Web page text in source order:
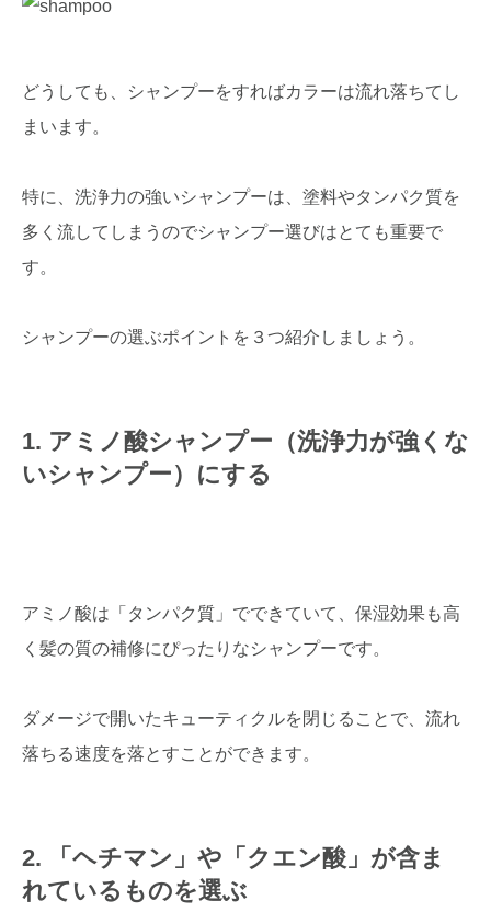
どうしても、シャンプーをすればカラーは流れ落ちてし
まいます。
特に、洗浄力の強いシャンプーは、塗料やタンパク質を
多く流してしまうのでシャンプー選びはとても重要で
す。
シャンプーの選ぶポイントを３つ紹介しましょう。
1. アミノ酸シャンプー（洗浄力が強くな
いシャンプー）にする
アミノ酸は「タンパク質」でできていて、保湿効果も高
く髪の質の補修にぴったりなシャンプーです。
ダメージで開いたキューティクルを閉じることで、流れ
落ちる速度を落とすことができます。
2. 「ヘチマン」や「クエン酸」が含ま
れているものを選ぶ